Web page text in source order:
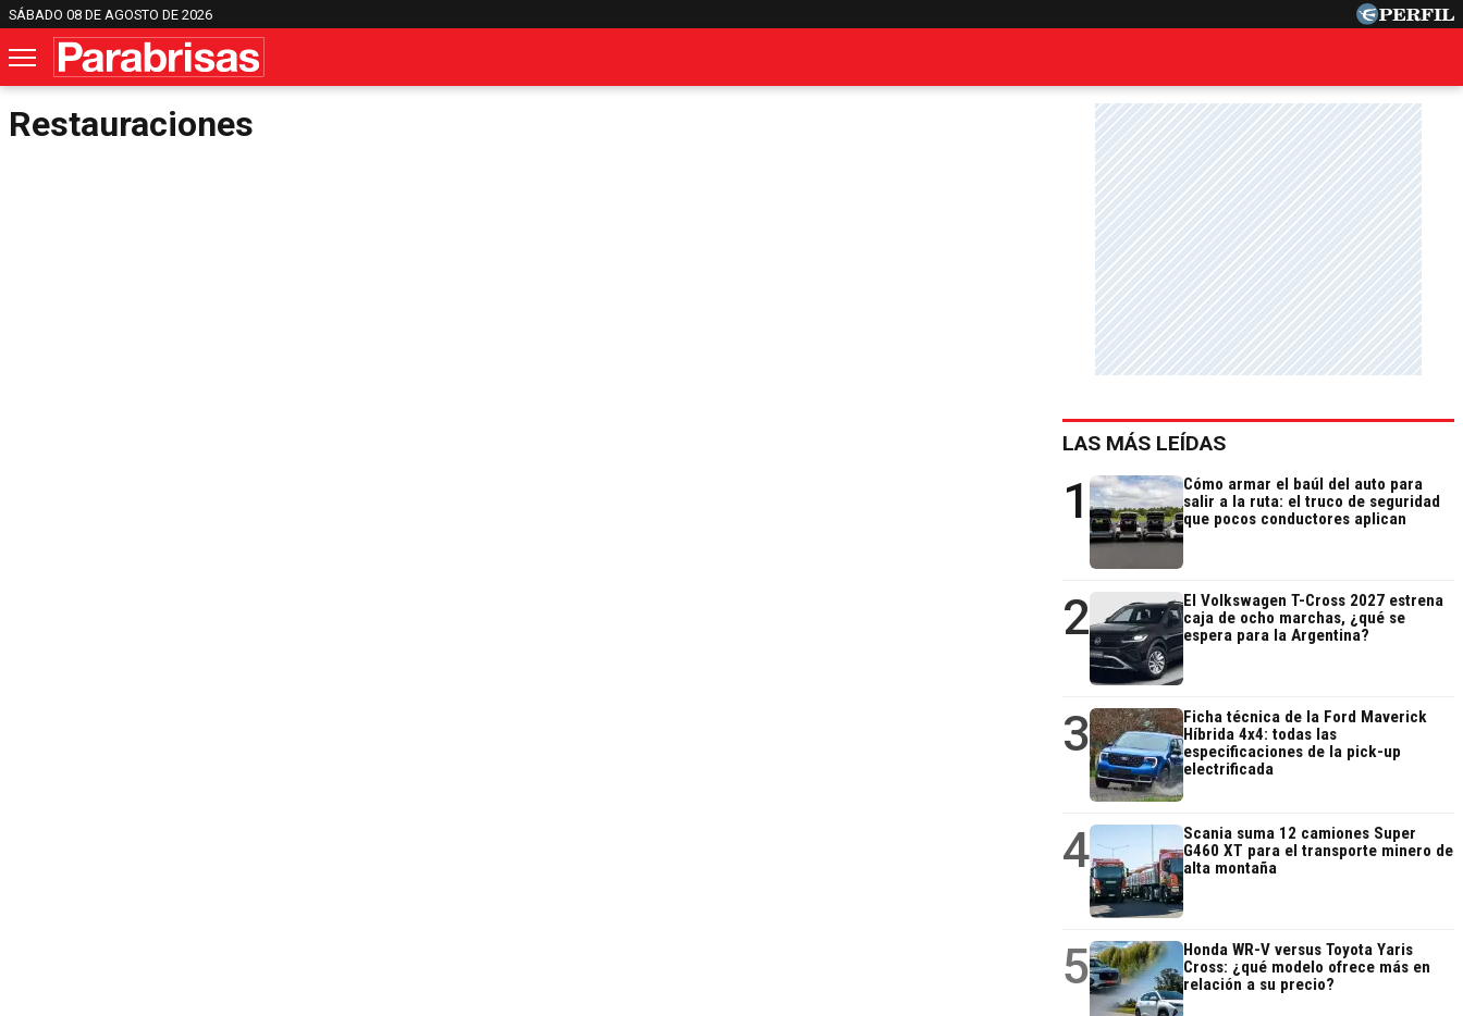
SÁBADO 08 DE AGOSTO DE 2026
Restauraciones
LAS MÁS LEÍDAS
1
Cómo armar el baúl del auto para
salir a la ruta: el truco de seguridad
que pocos conductores aplican
2
El Volkswagen T-Cross 2027 estrena
caja de ocho marchas, ¿qué se
espera para la Argentina?
3
Ficha técnica de la Ford Maverick
Híbrida 4x4: todas las
especificaciones de la pick-up
electrificada
4
Scania suma 12 camiones Super
G460 XT para el transporte minero de
alta montaña
5
Honda WR-V versus Toyota Yaris
Cross: ¿qué modelo ofrece más en
relación a su precio?